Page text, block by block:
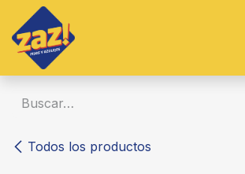
Ir al contenido
Todos los productos